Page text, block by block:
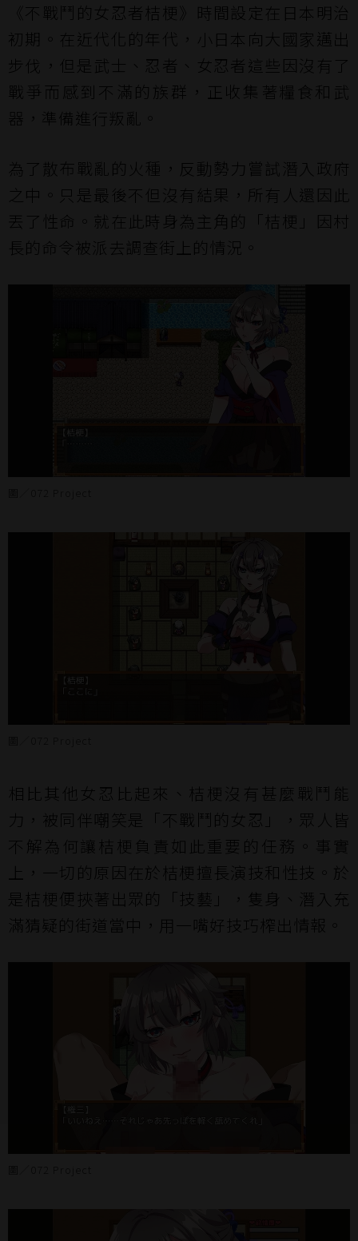
《不戰鬥的女忍者桔梗》時間設定在日本明治
初期。在近代化的年代，小日本向大國家邁出
步伐，但是武士、忍者、女忍者這些因沒有了
戰爭而感到不滿的族群，正收集著糧食和武
器，準備進行叛亂。
為了散布戰亂的火種，反動勢力嘗試潛入政府
之中。只是最後不但沒有結果，所有人還因此
丟了性命。就在此時身為主角的「桔梗」因村
長的命令被派去調查街上的情況。
相比其他女忍比起來、桔梗沒有甚麼戰鬥能
力，被同伴嘲笑是「不戰鬥的女忍」，眾人皆
不解為何讓桔梗負責如此重要的任務。事實
上，一切的原因在於桔梗擅長演技和性技。於
是桔梗便挾著出眾的「技藝」，隻身、潛入充
滿猜疑的街道當中，用一嘴好技巧榨出情報。